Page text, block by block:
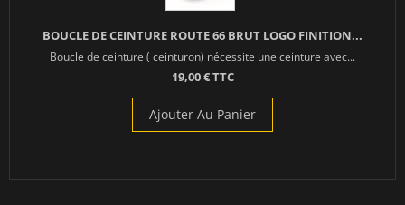
BOUCLE DE CEINTURE ROUTE 66 BRUT LOGO FINITION...
Boucle de ceinture ( ceinturon) nécessite une ceinture avec...
19,00 € TTC
Ajouter Au Panier